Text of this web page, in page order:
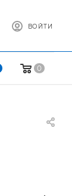
ВОЙТИ
0